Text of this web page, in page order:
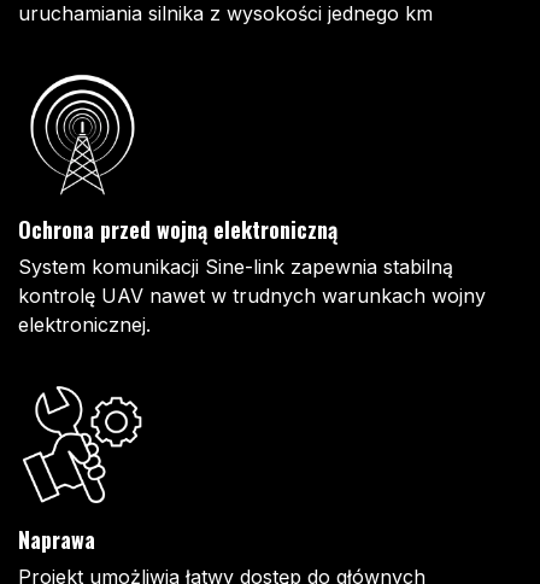
uruchamiania silnika z wysokości jednego km
Ochrona przed wojną elektroniczną
System komunikacji Sine-link zapewnia stabilną
kontrolę UAV nawet w trudnych warunkach wojny
elektronicznej.
Naprawa
Projekt umożliwia łatwy dostęp do głównych